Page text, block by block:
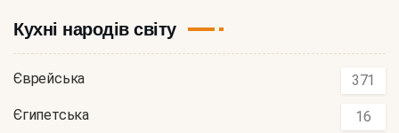
Кухні народів світу
Єврейська 371
Єгипетська 16